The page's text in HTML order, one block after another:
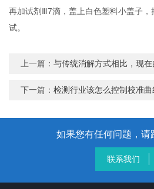
再加试剂Ⅲ7滴，盖上白色塑料小盖子
试。
上一篇：与传统消解方式相比，现在的智能
下一篇：检测行业该怎么控制校准曲
如果您有任何问题，请
联系我们